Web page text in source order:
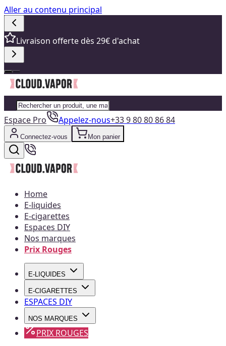
Aller au contenu principal
Livraison offerte dès 29€ d'achat
Espace Pro Appelez-nous+33 9 80 80 86 84
Connectez-vous Mon panier
Home
E-liquides
E-cigarettes
Espaces DIY
Nos marques
Prix Rouges
E-LIQUIDES
E-CIGARETTES
ESPACES DIY
NOS MARQUES
PRIX ROUGES